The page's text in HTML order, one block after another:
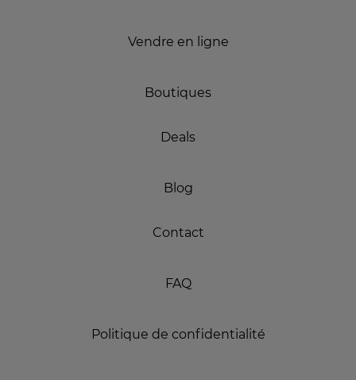
Vendre en ligne
Boutiques
Deals
Blog
Contact
FAQ
Politique de confidentialité